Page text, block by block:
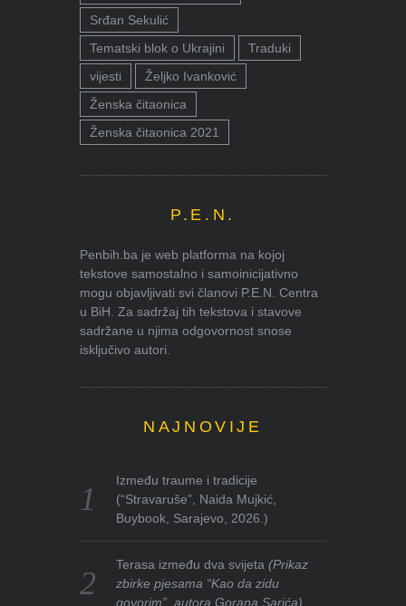
Srđan Sekulić
Tematski blok o Ukrajini
Traduki
vijesti
Željko Ivanković
Ženska čitaonica
Ženska čitaonica 2021
P.E.N.
Penbih.ba je web platforma na kojoj
tekstove samostalno i samoinicijativno
mogu objavljivati svi članovi P.E.N. Centra
u BiH. Za sadržaj tih tekstova i stavove
sadržane u njima odgovornost snose
isključivo autori.
NAJNOVIJE
Između traume i tradicije
(“Stravaruše”, Naida Mujkić,
Buybook, Sarajevo, 2026.)
Terasa između dva svijeta(Prikaz
zbirke pjesama “Kao da zidu
govorim”, autora Gorana Sarića)